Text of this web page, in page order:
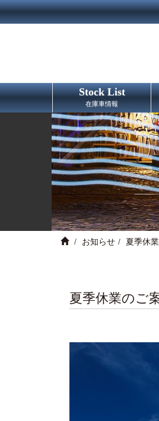
Stock List
在庫車情報
お知らせ 夏季休
夏季休業のご